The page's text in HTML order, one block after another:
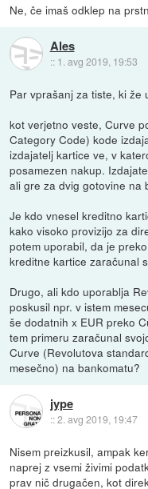
Ne, če imaš odklep na
Ales
:: 1. avg 2019, 19:53
Par vprašanj za tiste, ki že
kot verjetno veste, Curve
Category Code) kode
izdajatelj kartice ve, v
posamezen nakup.
ali gre za dvig gotovine na
Je kdo vnesel kreditno
kako visoko provizijo za
potem uporabil, da je
kreditne kartice zaračunal
Drugo, ali kdo uporablja
poskusil npr. v istem
še dodatnih x EUR preko
tem primeru zaračunal
Curve (Revolutova
mesečno) na bankomatu?
jype
::2. avg 2019, 19:47
Nisem preizkusil, ampak
naprej z vsemi živimi
prav nič drugačen, kot